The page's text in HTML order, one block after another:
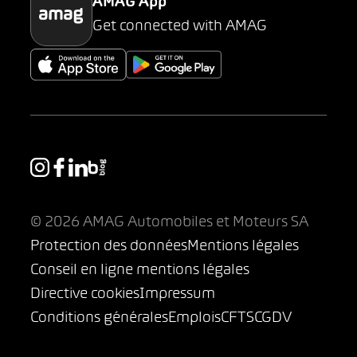
AMAG App
Get connected with AMAG
© 2026 AMAG Automobiles et Moteurs SA
Protection des donnéesMentions légales
Conseil en ligne mentions légales
Directive cookiesImpressum
Conditions généralesEmploisCFTSCGDV